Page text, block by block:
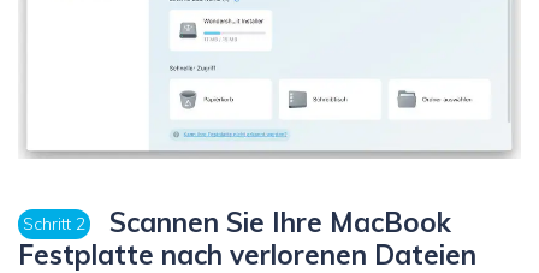
Schritt 2
Scannen Sie Ihre MacBook
Festplatte nach verlorenen Dateien